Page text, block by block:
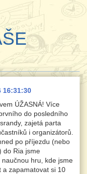
16:31:30
ÚŽASNÁ! Více
do posledního
zajetá parta
i organizátorů.
po příjezdu (nebo
do Ria jsme
naučnou hru, kde jsme
a zapamatovat si 10